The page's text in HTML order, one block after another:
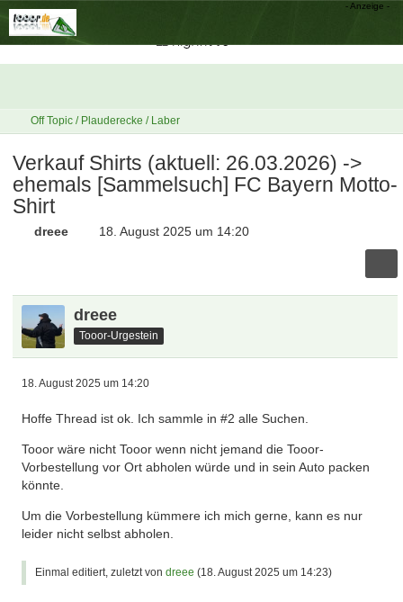
Off Topic / Plauderecke / Laber
Verkauf Shirts (aktuell: 26.03.2026) ->
ehemals [Sammelsuch] FC Bayern Motto-
Shirt
dreee 18. August 2025 um 14:20
dreee
Tooor-Urgestein
18. August 2025 um 14:20
Hoffe Thread ist ok. Ich sammle in #2 alle Suchen.
Tooor wäre nicht Tooor wenn nicht jemand die Tooor-
Vorbestellung vor Ort abholen würde und in sein Auto packen
könnte.
Um die Vorbestellung kümmere ich mich gerne, kann es nur
leider nicht selbst abholen.
Einmal editiert, zuletzt vondreee (18. August 2025 um 14:23)